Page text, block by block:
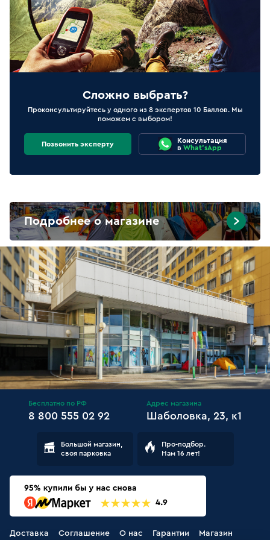
Сложно выбрать?
Проконсультируйтесь у одного из 8 экспертов 10 Баллов. Мы
поможем с выбором!
Позвонить эксперту
Консультация
в What'sApp
Подробнее о магазине
Бесплатно по РФ
8 800 555 02 92
Адрес магазина
Шаболовка, 23, к1
Большой магазин,
своя парковка
Про-подбор.
Нам 16 лет!
Доставка Соглашение О нас Гарантии Магазин